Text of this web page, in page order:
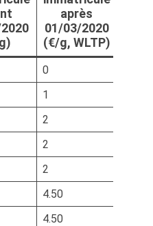
après
01/03/2020
(€/g, WLTP)
0
1
2
2
2
4.50
4.50